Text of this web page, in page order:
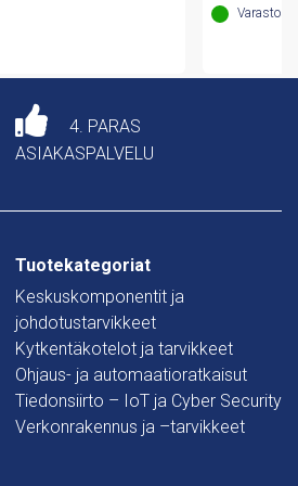
4. PARAS
ASIAKASPALVELU
Tuotekategoriat
Keskuskomponentit ja
johdotustarvikkeet
Kytkentäkotelot ja tarvikkeet
Ohjaus- ja automaatioratkaisut
Tiedonsiirto – IoT ja Cyber Security
Verkonrakennus ja –tarvikkeet